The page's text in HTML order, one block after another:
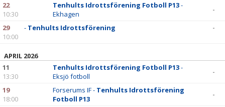
22
10:30
Tenhults Idrottsförening Fotboll P13-
Ekhagen
-
29
10:00
- Tenhults Idrottsförening -
APRIL 2026
11
13:30
Tenhults Idrottsförening Fotboll P13-
Eksjö fotboll
-
19
18:00
Forserums IF - Tenhults Idrottsförening
Fotboll P13
-